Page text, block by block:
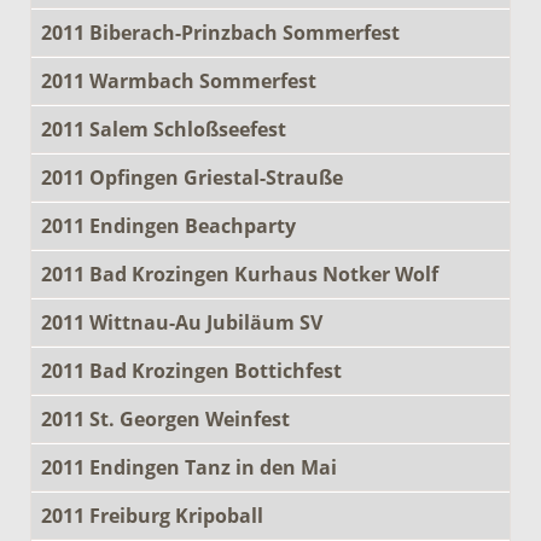
2011 Biberach-Prinzbach Sommerfest
2011 Warmbach Sommerfest
2011 Salem Schloßseefest
2011 Opfingen Griestal-Strauße
2011 Endingen Beachparty
2011 Bad Krozingen Kurhaus Notker Wolf
2011 Wittnau-Au Jubiläum SV
2011 Bad Krozingen Bottichfest
2011 St. Georgen Weinfest
2011 Endingen Tanz in den Mai
2011 Freiburg Kripoball